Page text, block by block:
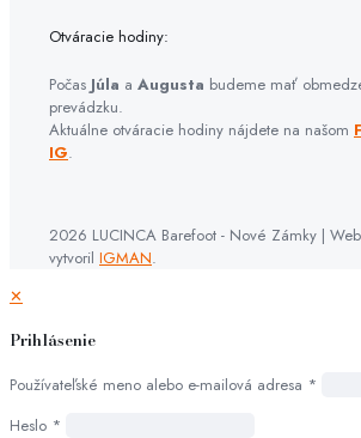
Otváracie hodiny:
Počas Júla a Augusta budeme mať
prevádzku.
Aktuálne otváracie hodiny nájdete na našom
IG.
2026 LUCINCA Barefoot - Nové Zámky | Web
vytvoril IGMAN.
✕
Prihlásenie
Používateľské meno alebo e-mailová adresa *
Heslo *